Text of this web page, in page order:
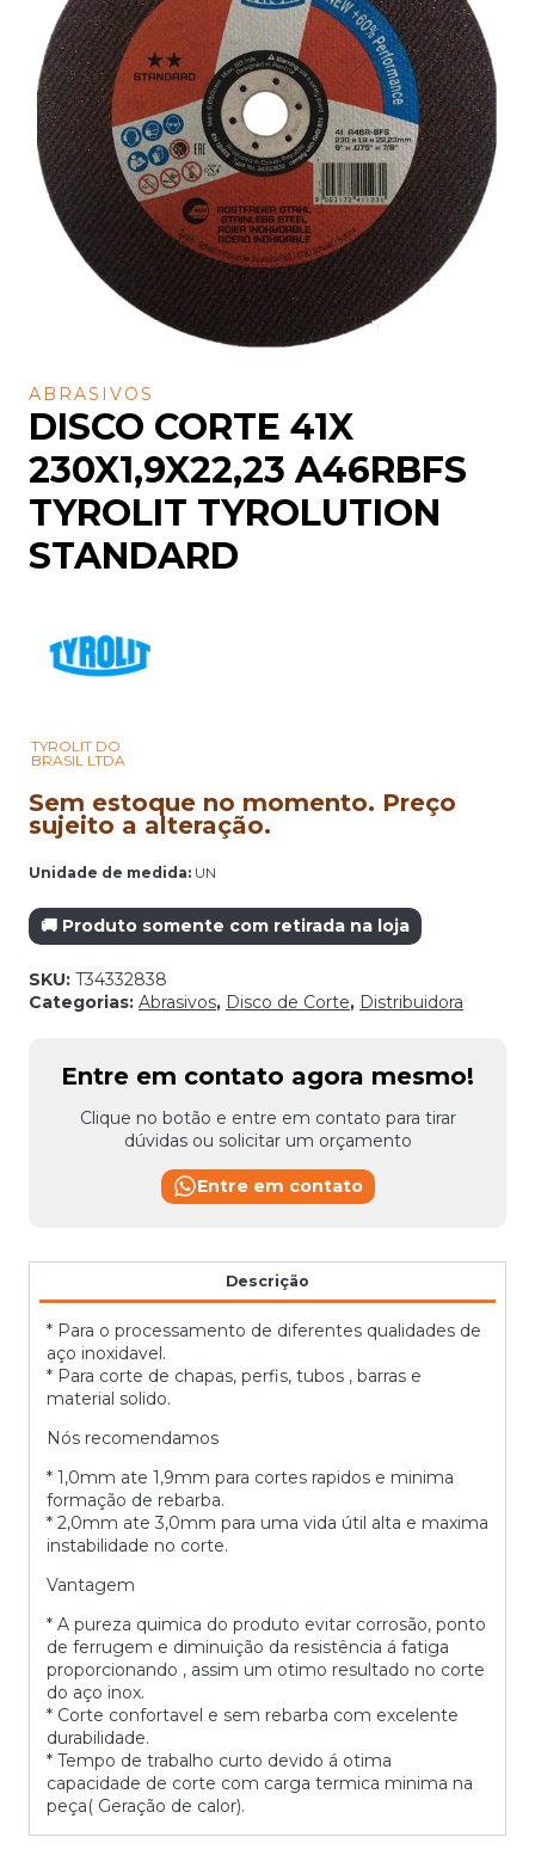
ABRASIVOS
DISCO CORTE 41X
230X1,9X22,23 A46RBFS
TYROLIT TYROLUTION
STANDARD
TYROLIT DO
BRASIL LTDA
Sem estoque no momento. Preço
sujeito a alteração.
Unidade de medida: UN
🚚 Produto somente com retirada na loja
SKU: T34332838
Categorias: Abrasivos, Disco de Corte, Distribuidora
Entre em contato agora mesmo!
Clique no botão e entre em contato para tirar
dúvidas ou solicitar um orçamento
Entre em contato
Descrição
* Para o processamento de diferentes qualidades de
aço inoxidavel.
* Para corte de chapas, perfis, tubos , barras e
material solido.
Nós recomendamos
* 1,0mm ate 1,9mm para cortes rapidos e minima
formação de rebarba.
* 2,0mm ate 3,0mm para uma vida útil alta e maxima
instabilidade no corte.
Vantagem
* A pureza quimica do produto evitar corrosão, ponto
de ferrugem e diminuição da resistência á fatiga
proporcionando , assim um otimo resultado no corte
do aço inox.
* Corte confortavel e sem rebarba com excelente
durabilidade.
* Tempo de trabalho curto devido á otima
capacidade de corte com carga termica minima na
peça( Geração de calor).